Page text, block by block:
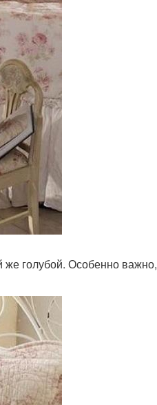
же голубой. Особенно важно,